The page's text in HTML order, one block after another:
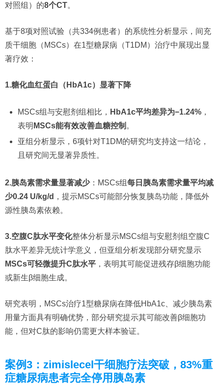
对照组）的8个CT。
基于8项对照试验（共334例患者）的系统性分析显示，间充
质干细胞（MSCs）在1型糖尿病（T1DM）治疗中展现出显
著疗效：
1.糖化血红蛋白（HbA1c）显著下降
MSCs组与安慰剂组相比， HbA1c平均差异为−1.24%，
表明 MSCs能有效改善血糖控制 。
亚组分析显示，6项针对T1DM的研究均支持这一结论，
且研究间无显著异质性。
2.胰岛素需求量显著减少：MSCs组每日胰岛素需求量平均减
少0.24 U/kg/d ，提示MSCs可能部分恢复胰岛功能，降低外
源性胰岛素依赖。
3.空腹C肽水平变化整体分析显示MSCs组与安慰剂组空腹C
肽水平差异无统计学意义，但亚组分析发现部分研究显示
MSCs可轻微提升C肽水平 ，表明其可能促进残存β细胞功能
或新生β细胞生成。
研究表明，MSCs治疗1型糖尿病在降低HbA1c、减少胰岛素
用量方面具有明确优势，部分研究提示其可能改善β细胞功
能，但对C肽的影响仍需更大样本验证。
案例3：zimislecel干细胞疗法突破，83%重
症糖尿病患者完全停用胰岛素